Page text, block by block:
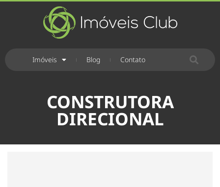
Imóveis Blog Contato
CONSTRUTORA
DIRECIONAL